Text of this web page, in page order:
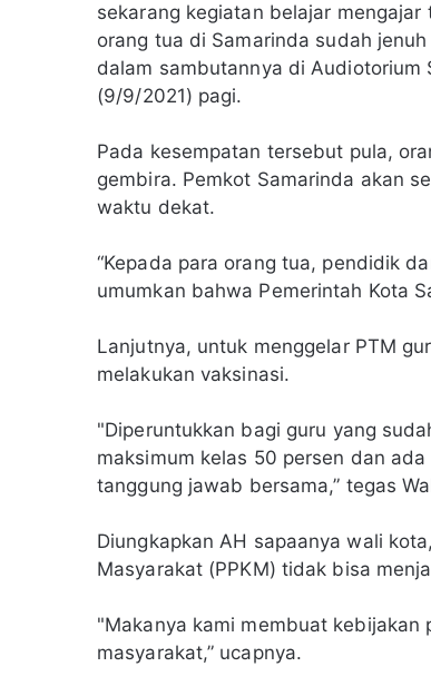
sekarang kegiatan belajar
orang tua di Samarinda sudah
dalam sambutannya di Audiotorium
(9/9/2021) pagi.
Pada kesempatan tersebut pula,
gembira. Pemkot Samarinda akan
waktu dekat.
“Kepada para orang tua, pendidik
umumkan bahwa Pemerintah Kota
Lanjutnya, untuk menggelar PTM
melakukan vaksinasi.
"Diperuntukkan bagi guru yang
maksimum kelas 50 persen dan
tanggung jawab bersama,” tegas
Diungkapkan AH sapaanya wali
Masyarakat (PPKM) tidak bisa
"Makanya kami membuat
masyarakat,” ucapnya.